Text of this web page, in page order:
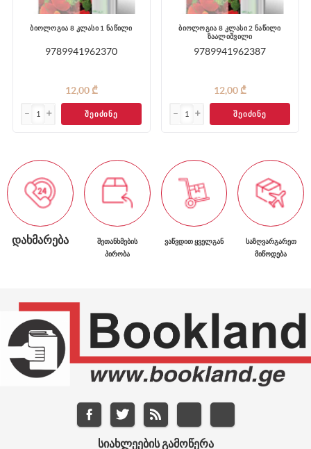
8 კლასი 1 ნაწილი
9789941962370
ᲨᲔᲘᲫᲘᲜᲔ
ბიოლოგია 8 კლასი 2 ნაწილი
ზაალიშვილი
9789941962387
ᲨᲔᲘᲫᲘᲜᲔ
ᲓᲐᲮᲛᲐᲠᲔᲑᲐ
ᲨᲔᲗᲐᲜᲮᲛᲔᲑᲘᲡ
ᲞᲘᲠᲝᲑᲐ
ᲕᲐᲬᲕᲓᲘᲗ ᲧᲕᲔᲚᲒᲐᲜ
ᲡᲐᲖᲦᲕᲐᲠᲒᲐᲠᲔᲗ
ᲛᲘᲬᲝᲓᲔᲑᲐ
ᲡᲘᲐᲮᲚᲔᲔᲑᲘᲡ ᲒᲐᲛᲝᲬᲔᲠᲐ